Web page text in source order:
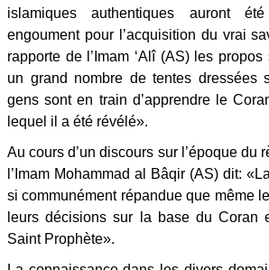
islamiques authentiques auront
engoument pour l’acquisition du vrai
rapporte de l’Imam ‘Alî (AS) les
un grand nombre de tentes dressées
gens sont en train d’apprendre le
lequel il a été révélé».
Au cours d’un discours sur l’époque du
l’Imam Mohammad al Bâqir (AS) dit:
si communément répandue que même
leurs décisions sur la base du Coran
Saint Prophète».